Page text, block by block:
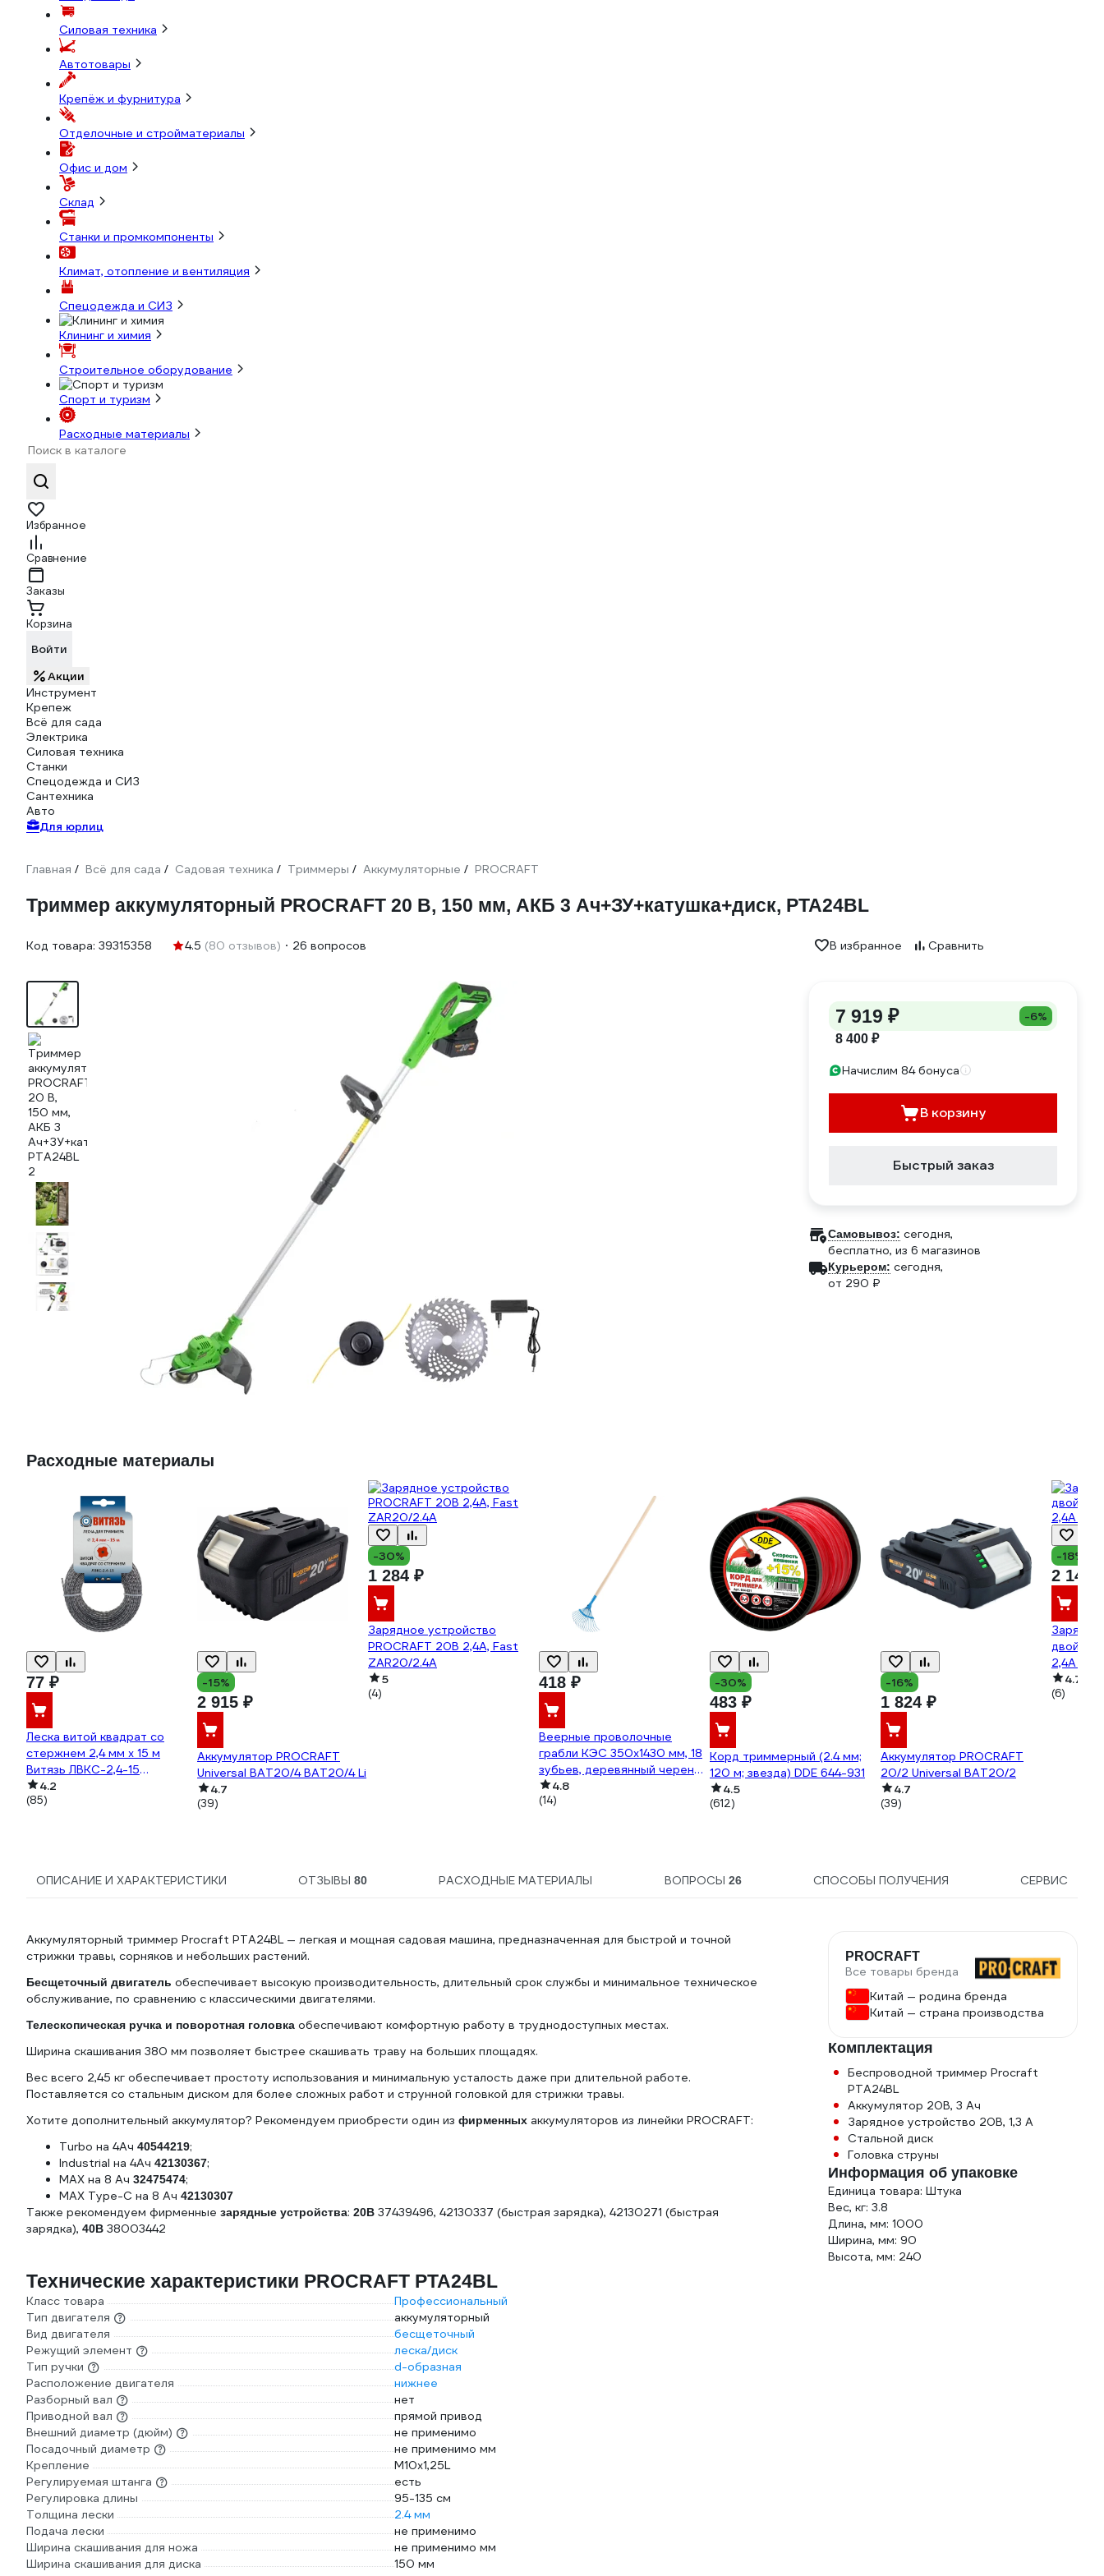
Силовая техника
Автотовары
Крепёж и фурнитура
Отделочные и стройматериалы
Офис и дом
Склад
Станки и промкомпоненты
Климат, отопление и вентиляция
Спецодежда и СИЗ
Клининг и химия
Строительное оборудование
Спорт и туризм
Расходные материалы
Избранное
Сравнение
Заказы
Корзина
Войти
Акции
Инструмент
Крепеж
Всё для сада
Электрика
Силовая техника
Станки
Спецодежда и СИЗ
Сантехника
Авто
Для юрлиц
Главная / Всё для сада / Садовая техника / Триммеры / Аккумуляторные / PROCRAFT
Триммер аккумуляторный PROCRAFT 20 В, 150 мм, АКБ 3 Ач+ЗУ+катушка+диск, PTA24BL
Код товара: 39315358 4.5 (80 отзывов) 26 вопросов В избранное Сравнить
7 919 ₽ -6%
8 400 ₽
Начислим 84 бонуса
В корзину
Быстрый заказ
Самовывоз: сегодня,
бесплатно, из 6 магазинов
Курьером: сегодня,
от 290 ₽
Расходные материалы
77 ₽
Леска витой квадрат со
стержнем 2,4 мм х 15 м
Витязь ЛВКС-2,4-15
18026020
4.2
(85)
-15%
2 915 ₽
Аккумулятор PROCRAFT
Universal BAT20/4 BAT20/4 Li
4.7
(39)
-30%
1 284 ₽
Зарядное устройство
PROCRAFT 20В 2,4А, Fast
ZAR20/2.4A
5
(4)
418 ₽
Веерные проволочные
грабли КЭС 350x1430 мм, 18
зубьев, деревянный черенок
21010029
4.8
(14)
-30%
483 ₽
Корд триммерный (2.4 мм;
120 м; звезда) DDE 644-931
4.5
(612)
-16%
1 824 ₽
Аккумулятор PROCRAFT
20/2 Universal BAT20/2
4.7
(39)
-18%
2 148
двойное
2,4А
4.7
(6)
ОПИСАНИЕ И ХАРАКТЕРИСТИКИ ОТЗЫВЫ80 РАСХОДНЫЕ МАТЕРИАЛЫ ВОПРОСЫ 26 СПОСОБЫ ПОЛУЧЕНИЯ СЕРВИС
Аккумуляторный триммер Procraft PTA24BL — легкая и мощная садовая машина, предназначенная для быстрой и точной
стрижки травы, сорняков и небольших растений.
Бесщеточный двигатель обеспечивает высокую производительность, длительный срок службы и минимальное техническое
обслуживание, по сравнению с классическими двигателями.
Телескопическая ручка и поворотная головка обеспечивают комфортную работу в труднодоступных местах.
Ширина скашивания 380 мм позволяет быстрее скашивать траву на больших площадях.
Вес всего 2,45 кг обеспечивает простоту использования и минимальную усталость даже при длительной работе.
Поставляется со стальным диском для более сложных работ и струнной головкой для стрижки травы.
Хотите дополнительный аккумулятор? Рекомендуем приобрести один из фирменных аккумуляторов из линейки PROCRAFT:
Turbo на 4Ач 40544219;
Industrial на 4Ач 42130367;
MAX на 8 Ач 32475474;
MAX Type-C на 8 Ач 42130307
Также рекомендуем фирменные зарядные устройства: 20В 37439496, 42130337 (быстрая зарядка), 42130271 (быстрая
зарядка), 40В 38003442
Технические характеристики PROCRAFT PTA24BL
Класс товара
Профессиональный
Тип двигателя
аккумуляторный
Вид двигателя
бесщеточный
Режущий элемент
леска/диск
Тип ручки
d-образная
Расположение двигателя
нижнее
Разборный вал
нет
Приводной вал
прямой привод
Внешний диаметр (дюйм)
не применимо
Посадочный диаметр
не применимо мм
Крепление
М10х1,25L
Регулируемая штанга
есть
Регулировка длины
95-135 см
Толщина лески
2.4 мм
Подача лески
не применимо
Ширина скашивания для ножа
не применимо мм
Ширина скашивания для диска
150 мм
PROCRAFT
Все товары бренда
Китай — родина бренда
Китай — страна производства
Комплектация
Беспроводной триммер Procraft
PTA24BL
Аккумулятор 20В, 3 Ач
Зарядное устройство 20В, 1,3 А
Стальной диск
Головка струны
Информация об упаковке
Единица товара: Штука
Вес, кг: 3.8
Длина, мм: 1000
Ширина, мм: 90
Высота, мм: 240